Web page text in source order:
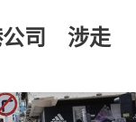
公司 涉走